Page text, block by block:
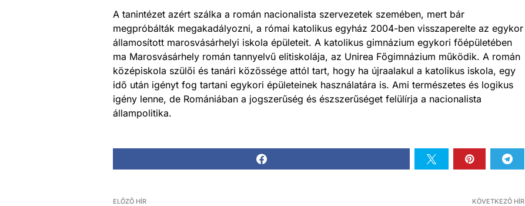
A tanintézet azért szálka a román nacionalista szervezetek szemében, mert bár
megpróbálták megakadályozni, a római katolikus egyház 2004-ben visszaperelte az egykor
államosított marosvásárhelyi iskola épületeit. A katolikus gimnázium egykori főépületében
ma Marosvásárhely román tannyelvű elitiskolája, az Unirea Főgimnázium működik. A román
középiskola szülői és tanári közössége attól tart, hogy ha újraalakul a katolikus iskola, egy
idő után igényt fog tartani egykori épületeinek használatára is. Ami természetes és logikus
igény lenne, de Romániában a jogszerűség és észszerűséget felülírja a nacionalista
állampolitika.
ELŐZŐ HÍR KÖVETKEZŐ HÍR